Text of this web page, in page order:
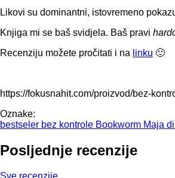
Likovi su dominantni, istovremeno
Knjiga mi se baš svidjela. Baš pravi
Recenziju možete pročitati i na linku 🙂
https://fokusnahit.com/proizvod/bez-
Oznake:
bestseler bez kontrole Bookworm Maja
Posljednje recenzije